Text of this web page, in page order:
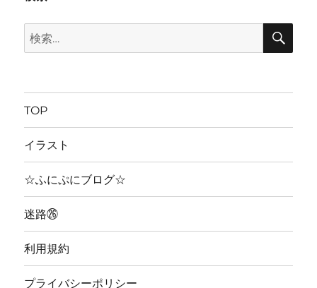
検
索:
検
TOP
イラスト
☆ふにぷにブログ☆
迷路㉖
利用規約
プライバシーポリシー